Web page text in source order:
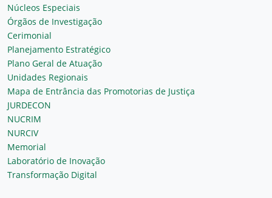
Núcleos Especiais
Órgãos de Investigação
Cerimonial
Planejamento Estratégico
Plano Geral de Atuação
Unidades Regionais
Mapa de Entrância das Promotorias de Justiça
JURDECON
NUCRIM
NURCIV
Memorial
Laboratório de Inovação
Transformação Digital